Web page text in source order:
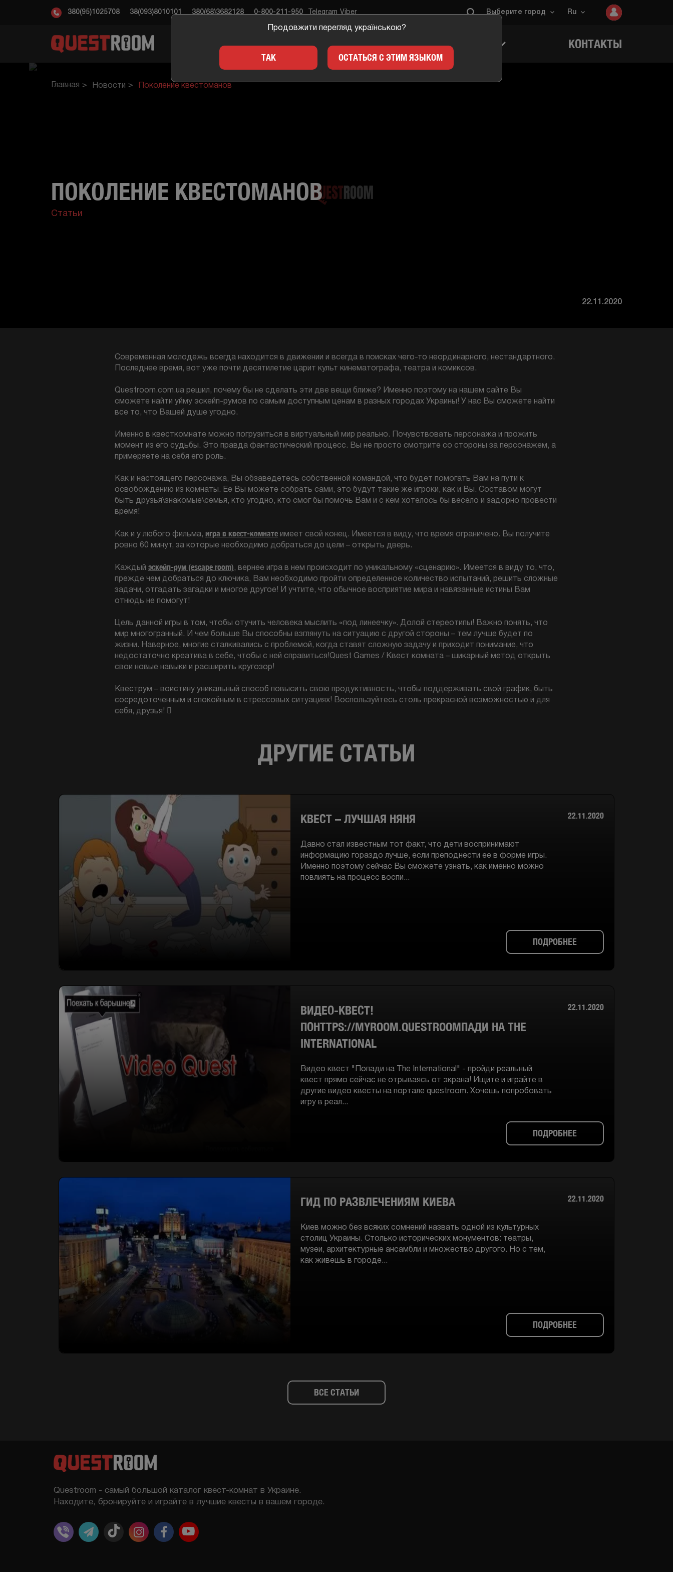
380(95)1025708 38(093)8010101 380(68)3682128 0-800-211-950 Telegram Viber Выберите город Ru
КВЕСТЫ ПОДАРКИ ДЛЯ ИГРОКОВ КОНТАКТЫ
Главная Новости Поколение квестоманов
ПОКОЛЕНИЕ КВЕСТОМАНОВ
Статьи
22.11.2020
Современная молодежь всегда находится в движении и всегда в поисках чего-то неординарного, нестандартного.
Последнее время, вот уже почти десятилетие царит культ кинематографа, театра и комиксов.
Questroom.com.ua решил, почему бы не сделать эти две вещи ближе? Именно поэтому на нашем сайте Вы
сможете найти уйму эскейп-румов по самым доступным ценам в разных городах Украины! У нас Вы сможете найти
все то, что Вашей душе угодно.
Именно в квесткомнате можно погрузиться в виртуальный мир реально. Почувствовать персонажа и прожить
момент из его судьбы. Это правда фантастический процесс. Вы не просто смотрите со стороны за персонажем, а
примеряете на себя его роль.
Как и настоящего персонажа, Вы обзаведетесь собственной командой, что будет помогать Вам на пути к
освобождению из комнаты. Ее Вы можете собрать сами, это будут такие же игроки, как и Вы. Составом могут
быть друзья\знакомые\семья, кто угодно, кто смог бы помочь Вам и с кем хотелось бы весело и задорно провести
время!
Как и у любого фильма, игра в квест-комнате имеет свой конец. Имеется в виду, что время ограничено. Вы получите
ровно 60 минут, за которые необходимо добраться до цели – открыть дверь.
Каждый эскейп-рум (escape room), вернее игра в нем происходит по уникальному «сценарию». Имеется в виду то, что,
прежде чем добраться до ключика, Вам необходимо пройти определенное количество испытаний, решить сложные
задачи, отгадать загадки и многое другое! И учтите, что обычное восприятие мира и навязанные истины Вам
отнюдь не помогут!
Цель данной игры в том, чтобы отучить человека мыслить «под линеечку». Долой стереотипы! Важно понять, что
мир многогранный. И чем больше Вы способны взглянуть на ситуацию с другой стороны – тем лучше будет по
жизни. Наверное, многие сталкивались с проблемой, когда ставят сложную задачу и приходит понимание, что
недостаточно креатива в себе, чтобы с ней справиться!Quest Games / Квест комната – шикарный метод открыть
свои новые навыки и расширить кругозор!
Квеструм – воистину уникальный способ повысить свою продуктивность, чтобы поддерживать свой график, быть
сосредоточенным и спокойным в стрессовых ситуациях! Воспользуйтесь столь прекрасной возможностью и для
себя, друзья! 
ДРУГИЕ СТАТЬИ
КВЕСТ – ЛУЧШАЯ НЯНЯ
Давно стал известным тот факт, что дети воспринимают
информацию гораздо лучше, если преподнести ее в форме игры.
Именно поэтому сейчас Вы сможете узнать, как именно можно
повлиять на процесс воспи...
22.11.2020
ПОДРОБНЕЕ
ВИДЕО-КВЕСТ!
ПОHTTPS://MYROOM.QUESTROOMПАДИ НА THE
INTERNATIONAL
Видео квест "Попади на The International" - пройди реальный
квест прямо сейчас не отрываясь от экрана! Ищите и играйте в
другие видео квесты на портале questroom. Хочешь попробовать
игру в реал...
22.11.2020
ПОДРОБНЕЕ
ГИД ПО РАЗВЛЕЧЕНИЯМ КИЕВА
Киев можно без всяких сомнений назвать одной из культурных
столиц Украины. Столько исторических монументов: театры,
музеи, архитектурные ансамбли и множество другого. Но с тем,
как живешь в городе...
22.11.2020
ПОДРОБНЕЕ
ВСЕ СТАТЬИ
Продовжити перегляд українською?
ТАК ОСТАТЬСЯ С ЭТИМ ЯЗЫКОМ
Questroom - самый большой каталог квест-комнат в Украине.
Находите, бронируйте и играйте в лучшие квесты в вашем городе.